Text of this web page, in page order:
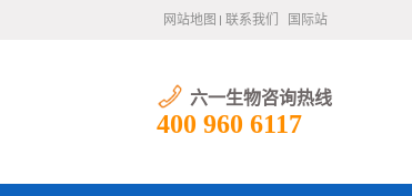
网站地图 联系我们 国际站
六一生物咨询热线
400 960 6117